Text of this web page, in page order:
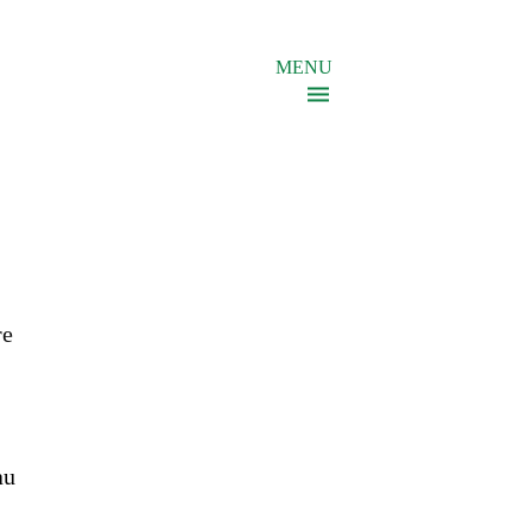
MENU